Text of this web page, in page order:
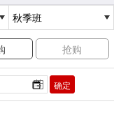
抢购
确定